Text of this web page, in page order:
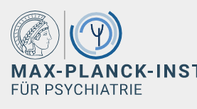
Hauptinhalt